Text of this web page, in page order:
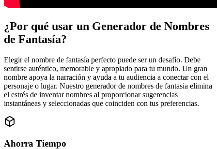
¿Por qué usar un Generador de Nombres
de Fantasía?
Elegir el nombre de fantasía perfecto puede ser un desafío. Debe
sentirse auténtico, memorable y apropiado para tu mundo. Un gran
nombre apoya la narración y ayuda a tu audiencia a conectar con el
personaje o lugar. Nuestro generador de nombres de fantasía elimina
el estrés de inventar nombres al proporcionar sugerencias
instantáneas y seleccionadas que coinciden con tus preferencias.
Ahorra Tiempo